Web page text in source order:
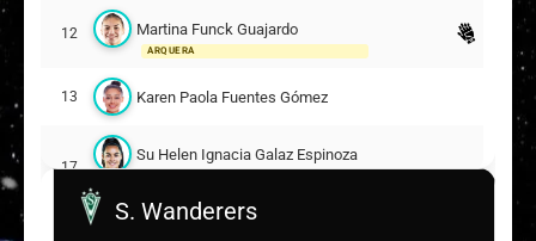
12 Martina Funck Guajardo
ARQUERA
13 Karen Paola Fuentes Gómez
17
Su Helen Ignacia Galaz Espinoza
S. Wanderers